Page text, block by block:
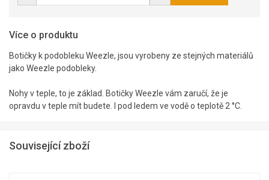
Více o produktu
Botičky k podobleku Weezle, jsou vyrobeny ze stejných materiálů
jako Weezle podobleky.
Nohy v teple, to je základ. Botičky Weezle vám zaručí, že je
opravdu v teple mít budete. I pod ledem ve vodě o teplotě 2 °C.
Související zboží